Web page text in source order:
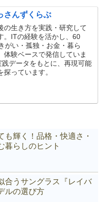
さんずくらぶ
の生き方を実践・研究して
。ITの経験を活かし、60
がい・孤独・お金・暮ら
体験ベースで発信していま
データをもとに、再現可能
っています。
も輝く！品格・快適さ・
暮らしのヒント
合うサングラス『レイバ
ルの選び方